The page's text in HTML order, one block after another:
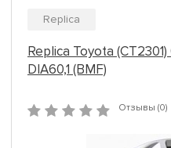
Replica
Replica Toyota (CT2301)
DIA60,1 (BMF)
Отзывы (0)